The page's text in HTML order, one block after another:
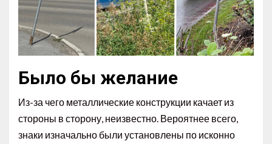
Было бы желание
Из-за чего металлические конструкции качает из
стороны в сторону, неизвестно. Вероятнее всего,
знаки изначально были установлены по исконно